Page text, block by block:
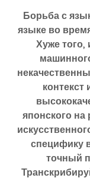
Борьба с
языке во
Хуже того,
японского на
специфику
точный